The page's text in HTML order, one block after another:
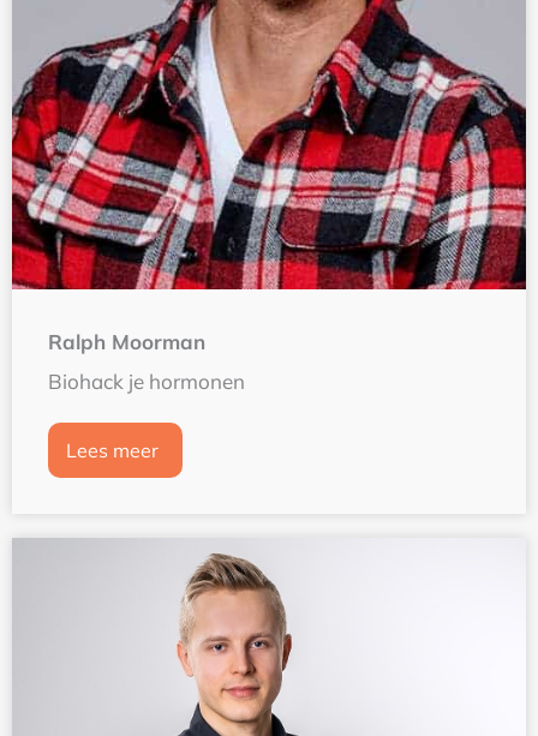
Ralph Moorman
Biohack je hormonen
Lees meer